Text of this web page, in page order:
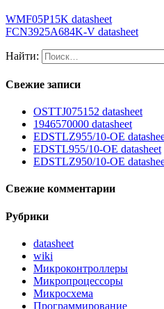
WMF05P15K datasheet
FCN3925A684K-V datasheet
Найти:
Свежие записи
OSTTJ075152 datasheet
1946570000 datasheet
EDSTLZ955/10-OE
EDSTL955/10-OE datasheet
EDSTLZ950/10-OE
Свежие комментарии
Рубрики
datasheet
wiki
Микроконтроллеры
Микропроцессоры
Микросхема
Программирование